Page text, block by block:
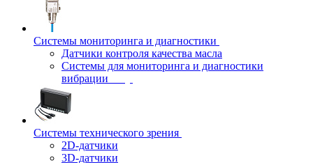
Системы мониторинга и диагностики
Датчики контроля качества масла
Системы для мониторинга и диагностики
вибрации
Системы технического зрения
2D-датчики
3D-датчики